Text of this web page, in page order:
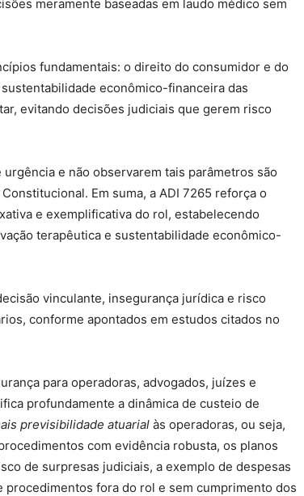
meramente baseadas em laudo médico sem
fundamentais: o direito do consumidor e do
econômico-financeira das
evitando decisões judiciais que gerem risco
e não observarem tais parâmetros são
Em suma, a ADI 7265 reforça o
e exemplificativa do rol, estabelecendo
terapêutica e sustentabilidade econômico-
vinculante, insegurança jurídica e risco
conforme apontados em estudos citados no
para operadoras, advogados, juízes e
profundamente a dinâmica de custeio de
previsibilidade atuarial às operadoras, ou seja,
com evidência robusta, os planos
de surpresas judiciais, a exemplo de despesas
fora do rol e sem cumprimento dos